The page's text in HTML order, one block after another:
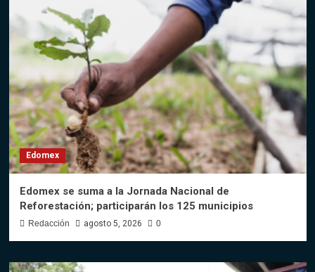
Edomex
Edomex se suma a la Jornada Nacional de
Reforestación; participarán los 125 municipios
Redacción agosto 5, 2026 0